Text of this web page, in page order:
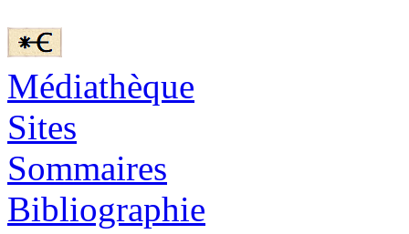
Médiathèque
Sites
Sommaires
Bibliographie